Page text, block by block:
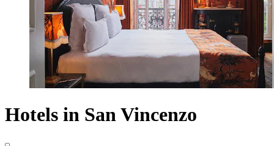
Hotels in San Vincenzo